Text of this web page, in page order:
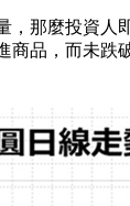
，那麼投資人
商品，而未跌